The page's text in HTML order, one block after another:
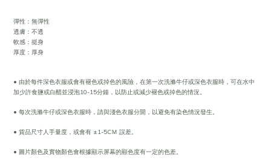
彈性：無彈性
透膚：不透
軟感：挺身
厚度：厚身
• 由於每件深色衣服或會有褪色或掉色的風險，在第一次洗滌牛仔或深色衣服時，可在水中
加少許食鹽或白醋並浸泡10-15分鐘，以防止或減少褪色或掉色的情況。
• 每次洗滌牛仔或深色衣服時，請與淺色衣服分開，以避免有染色情況發生。
• 貨品尺寸人手量度，或會有 ±1-5CＭ 誤差。
• 圖片顏色及實物顏色會根據顯示屏幕的顯色度有一定的色差。